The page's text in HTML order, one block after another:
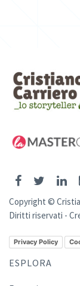
Copyright ©
Diritti riservati -
Privacy Policy
ESPLORA